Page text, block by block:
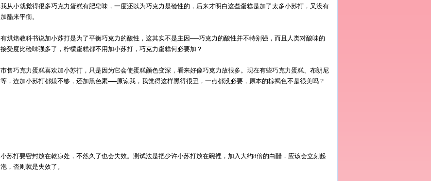
我从小就觉得很多巧克力蛋糕有肥皂味，一度还以为巧克力是硷性的，后来才明白这些蛋糕是加了太多小苏打，又没有
加醋来平衡。
有烘焙教科书说加小苏打是为了平衡巧克力的酸性，这其实不是主因──巧克力的酸性并不特别强，而且人类对酸味的
接受度比硷味强多了，柠檬蛋糕都不用加小苏打，巧克力蛋糕何必要加？
市售巧克力蛋糕喜欢加小苏打，只是因为它会使蛋糕颜色变深，看来好像巧克力放很多。现在有些巧克力蛋糕、布朗尼
等，连加小苏打都嫌不够，还加黑色素──原谅我，我觉得这样黑得很丑，一点都没必要，原本的棕褐色不是很美吗？
小苏打要密封放在乾凉处，不然久了也会失效。测试法是把少许小苏打放在碗裡，加入大约8倍的白醋，应该会立刻起
泡，否则就是失效了。